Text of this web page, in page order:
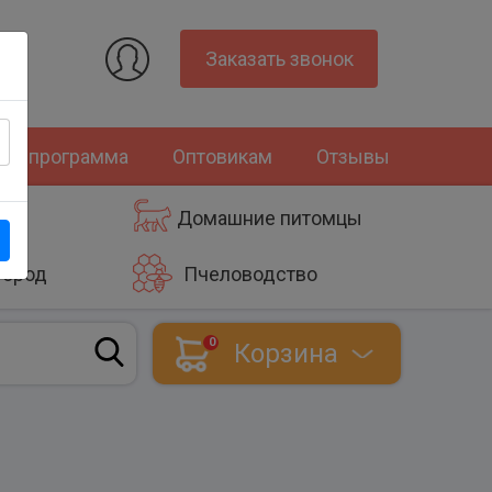
Заказать звонок
программа Оптовикам Отзывы
Домашние питомцы
Пчеловодство
0 Корзина